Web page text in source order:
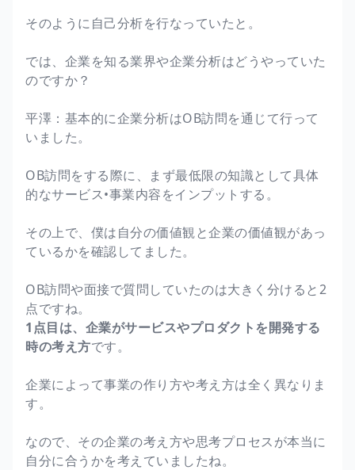
そのように自己分析を行なっていたと。
では、企業を知る業界や企業分析はどうやっていた
のですか？
平澤：基本的に企業分析はOB訪問を通じて行って
いました。
OB訪問をする際に、まず最低限の知識として具体
的なサービス•事業内容をインプットする。
その上で、僕は自分の価値観と企業の価値観があっ
ているかを確認してました。
OB訪問や面接で質問していたのは大きく分けると2
点ですね。
1点目は、企業がサービスやプロダクトを開発する
時の考え方です。
企業によって事業の作り方や考え方は全く異なりま
す。
なので、その企業の考え方や思考プロセスが本当に
自分に合うかを考えていましたね。